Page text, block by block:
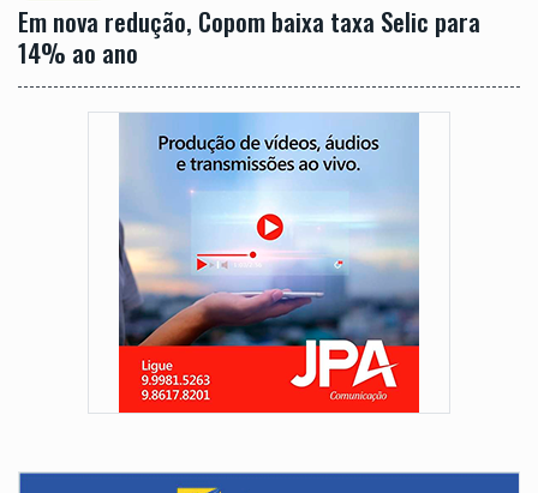
Em nova redução, Copom baixa taxa Selic para
14% ao ano